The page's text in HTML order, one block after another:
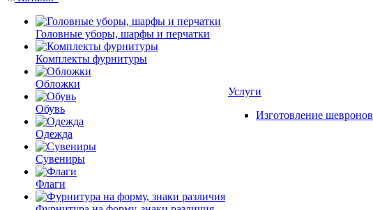
Головные уборы, шарфы и перчатки
Комплекты фурнитуры
Обложки
Обувь
Одежда
Сувениры
Флаги
Услуги
Изготовление шевронов